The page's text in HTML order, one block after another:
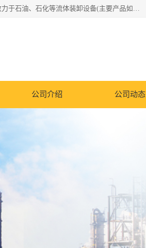
连云港众邦石化设备制造有限公司是一家鹤管厂家主营：鹤管、装车鹤管等，是致力于石油、石化等流体装卸设备(主要产品如鹤管、输油臂、脱缆钩等)的咨询、设计、制造、检测、安装指导、系统调试、维修维护等业务的公司。
公司介绍 公司动态